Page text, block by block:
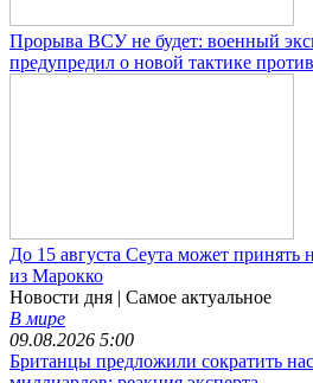
Прорыва ВСУ не будет: военный
предупредил о новой тактике
До 15 августа Сеута может принять
из Марокко
Новости дня | Самое актуальное
В мире
09.08.2026 5:00
Британцы предложили сократить